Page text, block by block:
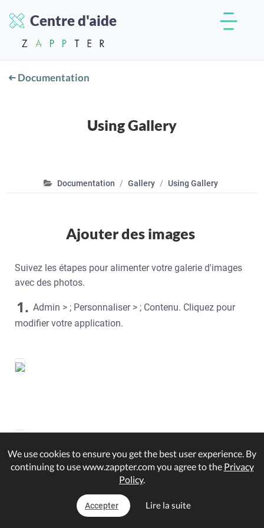
Centre d'aide
Documentation
Using Gallery
Documentation Gallery Using Gallery
Ajouter des images
Suivez les étapes pour alimenter votre galerie d'images
avec des photos.
1. Admin > ; Personnaliser > ; Contenu. Cliquez pour
modifier votre application.
configurer votre galerie.
We use cookies to ensure you get the best user experience. By
continuing to use www.zappter.com you agree to the Privacy
Policy.
Accepter Lire la suite